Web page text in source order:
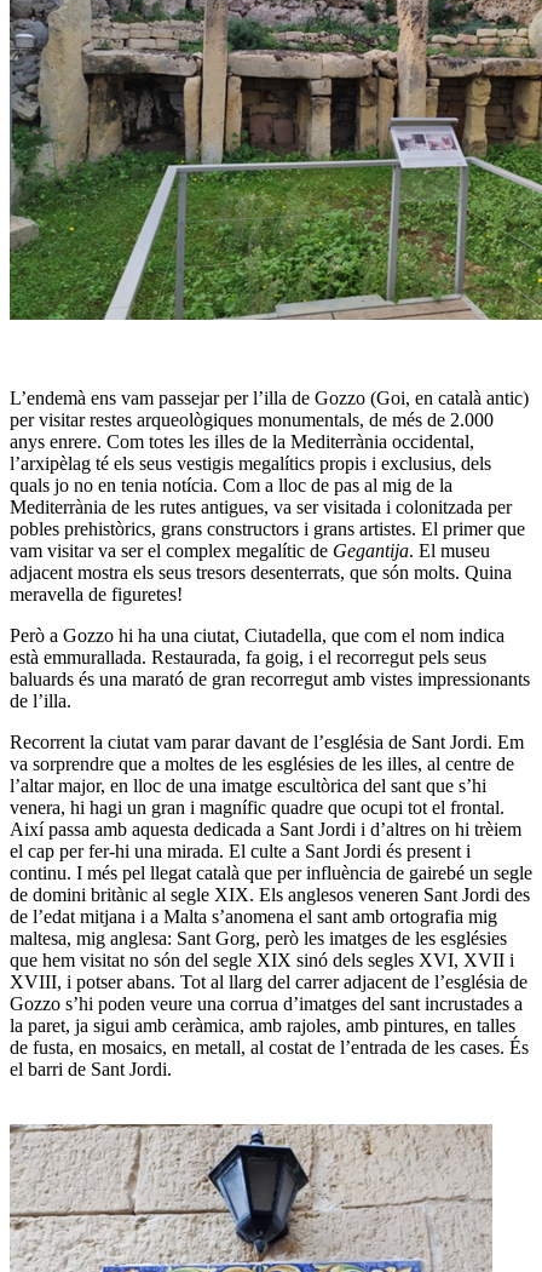
L’endemà ens vam passejar per l’illa de Gozzo (Goi, en català antic)
per visitar restes arqueològiques monumentals, de més de 2.000
anys enrere. Com totes les illes de la Mediterrània occidental,
l’arxipèlag té els seus vestigis megalítics propis i exclusius, dels
quals jo no en tenia notícia. Com a lloc de pas al mig de la
Mediterrània de les rutes antigues, va ser visitada i colonitzada per
pobles prehistòrics, grans constructors i grans artistes. El primer que
vam visitar va ser el complex megalític de Gegantija. El museu
adjacent mostra els seus tresors desenterrats, que són molts. Quina
meravella de figuretes!
Però a Gozzo hi ha una ciutat, Ciutadella, que com el nom indica
està emmurallada. Restaurada, fa goig, i el recorregut pels seus
baluards és una marató de gran recorregut amb vistes impressionants
de l’illa.
Recorrent la ciutat vam parar davant de l’església de Sant Jordi. Em
va sorprendre que a moltes de les esglésies de les illes, al centre de
l’altar major, en lloc de una imatge escultòrica del sant que s’hi
venera, hi hagi un gran i magnífic quadre que ocupi tot el frontal.
Així passa amb aquesta dedicada a Sant Jordi i d’altres on hi trèiem
el cap per fer-hi una mirada. El culte a Sant Jordi és present i
continu. I més pel llegat català que per influència de gairebé un segle
de domini britànic al segle XIX. Els anglesos veneren Sant Jordi des
de l’edat mitjana i a Malta s’anomena el sant amb ortografia mig
maltesa, mig anglesa: Sant Gorg, però les imatges de les esglésies
que hem visitat no són del segle XIX sinó dels segles XVI, XVII i
XVIII, i potser abans. Tot al llarg del carrer adjacent de l’església de
Gozzo s’hi poden veure una corrua d’imatges del sant incrustades a
la paret, ja sigui amb ceràmica, amb rajoles, amb pintures, en talles
de fusta, en mosaics, en metall, al costat de l’entrada de les cases. És
el barri de Sant Jordi.